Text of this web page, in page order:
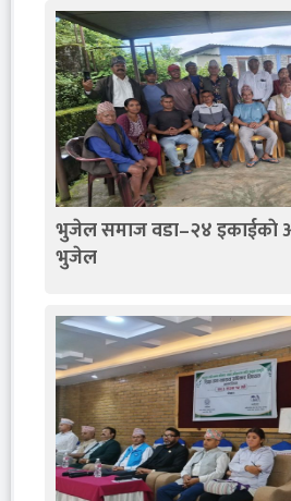
भुजेल समाज वडा–२४ इकाईकाे
भुजेल